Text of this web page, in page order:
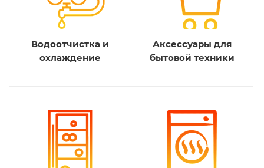
Водоотчистка и
охлаждение
Аксессуары для
бытовой техники